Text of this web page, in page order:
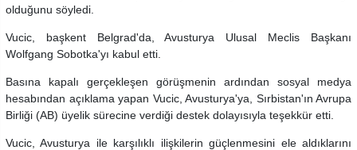
olduğunu söyledi.
Vucic, başkent Belgrad'da, Avusturya Ulusal Meclis Başkanı
Wolfgang Sobotka'yı kabul etti.
Basına kapalı gerçekleşen görüşmenin ardından sosyal medya
hesabından açıklama yapan Vucic, Avusturya'ya, Sırbistan'ın Avrupa
Birliği (AB) üyelik sürecine verdiği destek dolayısıyla teşekkür etti.
Vucic, Avusturya ile karşılıklı ilişkilerin güçlenmesini ele aldıklarını